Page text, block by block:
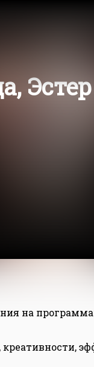
Эстер
на
креативности,